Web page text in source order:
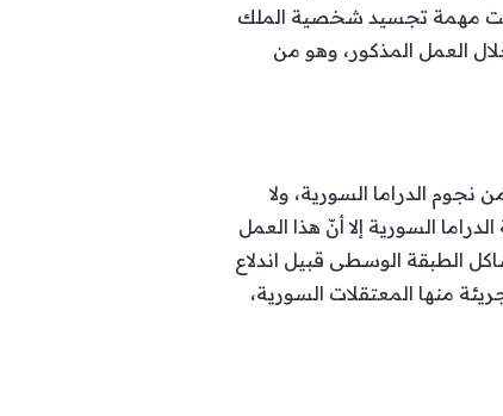
مهمة تجسيد شخصية الملك
العمل المذكور، وهو من
الدراما السورية، ولا
السورية إلا أنّ هذا العمل
الطبقة الوسطى قبيل اندلاع
منها المعتقلات السورية،